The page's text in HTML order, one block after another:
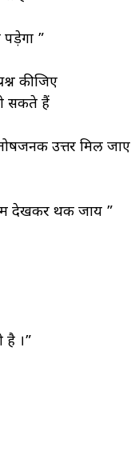
”
कीजिए
सकते हैं
उत्तर मिल जाए
देखकर थक जाय ”
।”